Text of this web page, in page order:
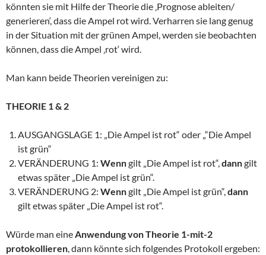
könnten sie mit Hilfe der Theorie die ‚Prognose ableiten/
generieren‘, dass die Ampel rot wird. Verharren sie lang genug
in der Situation mit der grünen Ampel, werden sie beobachten
können, dass die Ampel ‚rot‘ wird.
Man kann beide Theorien vereinigen zu:
THEORIE 1 & 2
AUSGANGSLAGE 1: „Die Ampel ist rot“ oder „“Die Ampel
ist grün“
VERÄNDERUNG 1: Wenngilt „Die Ampel ist rot“,danngilt
etwas später „Die Ampel ist grün“.
VERÄNDERUNG 2: Wenngilt „Die Ampel ist grün“,dann
gilt etwas später „Die Ampel ist rot“.
Würde man eineAnwendung von Theorie 1-mit-2
protokollieren, dann könnte sich folgendes Protokoll ergeben: